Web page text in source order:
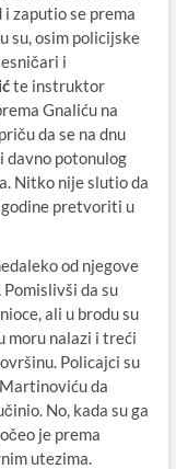
zaputio se prema
su, osim policijske
i
te instruktor
Gnaliću na
da se na dnu
davno potonulog
Nitko nije slutio da
pretvoriti u
od njegove
da su
ali u brodu su
moru nalazi i treći
Policajci su
da
No, kada su ga
je prema
utezima.